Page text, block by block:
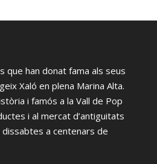
que han donat fama als seus
Xaló en plena Marina Alta.
i famós a la Vall de Pop
i al mercat d’antiguitats
a centenars de